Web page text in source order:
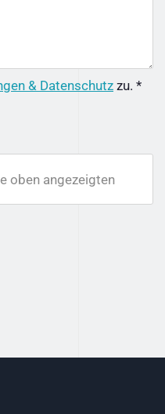
& Datenschutzzu. *
oben angezeigten